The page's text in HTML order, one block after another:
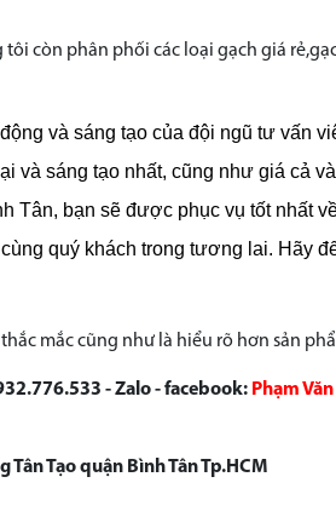
còn phân phối các loại gạch giá
và sáng tạo của đội ngũ tư vấn
và sáng tạo nhất, cũng như giá cả
Tân, bạn sẽ được phục vụ tốt nhất
quý khách trong tương lai. Hãy
mắc cũng như là hiểu rõ hơn sản
- Zalo - facebook: Phạm
Tạo quận Bình Tân Tp.HCM